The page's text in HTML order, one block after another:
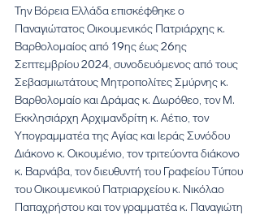
Την Βόρεια Ελλάδα επισκέφθηκε ο
Παναγιώτατος Οικουμενικός Πατριάρχης κ.
Βαρθολομαίος από 19ης έως 26ης
Σεπτεμβρίου 2024, συνοδευόμενος από τους
Σεβασμιωτάτους Μητροπολίτες Σμύρνης κ.
Βαρθολομαίο και Δράμας κ. Δωρόθεο, τον Μ.
Εκκλησιάρχη Αρχιμανδρίτη κ. Αέτιο, τον
Υπογραμματέα της Αγίας και Ιεράς Συνόδου
Διάκονο κ. Οικουμένιο, τον τριτεύοντα διάκονο
κ. Βαρνάβα, τον διευθυντή του Γραφείου Τύπου
του Οικουμενικού Πατριαρχείου κ. Νικόλαο
Παπαχρήστου και τον γραμματέα κ. Παναγιώτη